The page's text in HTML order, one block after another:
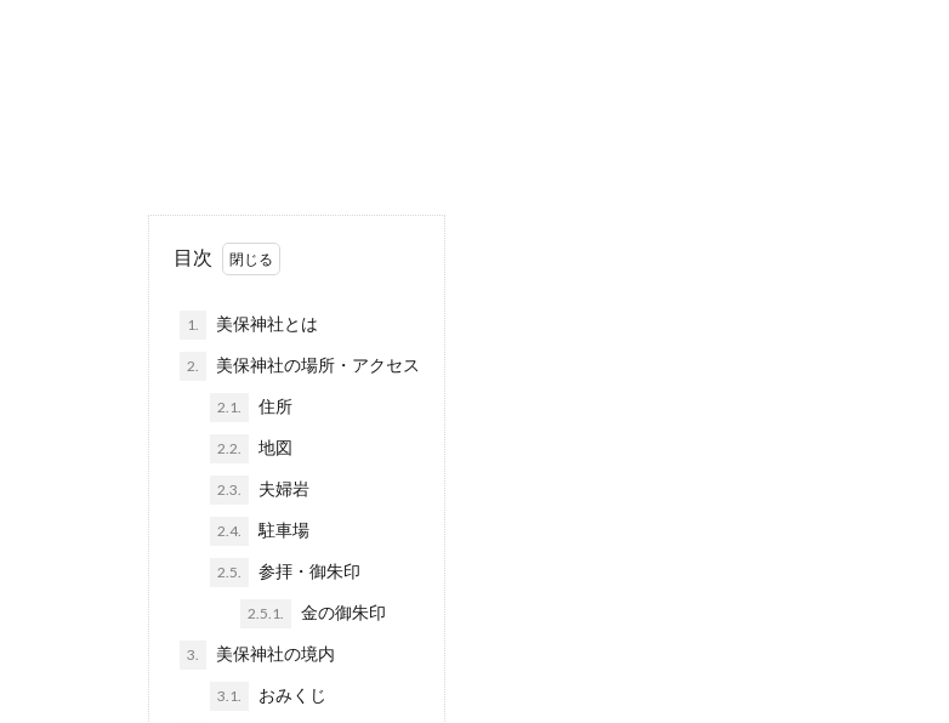
目次
1. 美保神社とは
2. 美保神社の場所・アクセス
2.1. 住所
2.2. 地図
2.3. 夫婦岩
2.4. 駐車場
2.5. 参拝・御朱印
2.5.1. 金の御朱印
3. 美保神社の境内
3.1. おみくじ